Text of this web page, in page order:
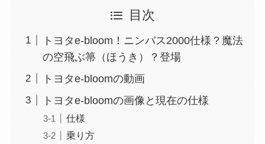
目次
トヨタe-bloom！ニンバス2000仕様？魔法
の空飛ぶ箒（ほうき）？登場
トヨタe-bloomの動画
トヨタe-bloomの画像と現在の仕様
仕様
乗り方